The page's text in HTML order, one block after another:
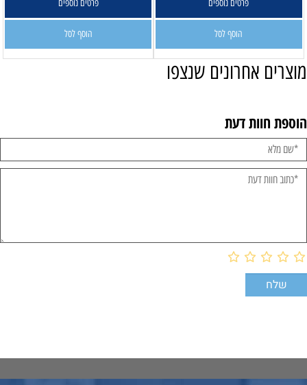
פרטים נוספים
הוסף לסל
פרטים נוספים
הוסף לסל
מוצרים אחרונים שנצפו
הוספת חוות דעת